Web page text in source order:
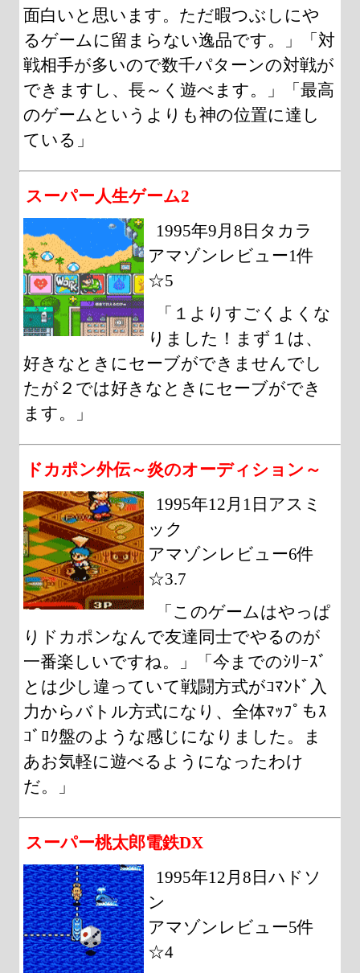
面白いと思います。ただ暇つぶしにや
るゲームに留まらない逸品です。」「対
戦相手が多いので数千パターンの対戦が
できますし、長～く遊べます。」「最高
のゲームというよりも神の位置に達し
ている」
スーパー人生ゲーム2
1995年9月8日タカラ
アマゾンレビュー1件
☆5
「１よりすごくよくな
りました！まず１は、
好きなときにセーブができませんでし
たが２では好きなときにセーブができ
ます。」
ドカポン外伝～炎のオーディション～
1995年12月1日アスミ
ック
アマゾンレビュー6件
☆3.7
「このゲームはやっぱ
りドカポンなんで友達同士でやるのが
一番楽しいですね。」「今までのｼﾘｰｽﾞ
とは少し違っていて戦闘方式がｺﾏﾝﾄﾞ入
力からバトル方式になり、全体ﾏｯﾌﾟもｽ
ｺﾞﾛｸ盤のような感じになりました。ま
あお気軽に遊べるようになったわけ
だ。」
スーパー桃太郎電鉄DX
1995年12月8日ハドソ
ン
アマゾンレビュー5件
☆4